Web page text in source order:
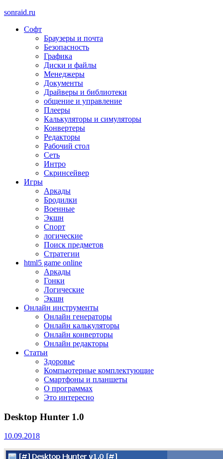
sonraid.ru
Скачивай программы, мини игры
Софт
Браузеры и почта
Безопасность
Графика
Диски и файлы
Менеджеры
Документы
Драйверы и библиотеки
общение и управление
Плееры
Калькуляторы и симуляторы
Конвертеры
Редакторы
Рабочий стол
Сеть
Интро
Скринсейвер
Игры
Аркады
Бродилки
Военные
Экшн
Спорт
логические
Поиск предметов
Стратегии
html5 game online
Аркады
Гонки
Логические
Экшн
Онлайн инструменты
Онлайн генераторы
Онлайн калькуляторы
Онлайн конверторы
Онлайн редакторы
Статьи
Здоровье
Компьютерные комплектующие
Смартфоны и планшеты
О программах
Это интересно
Desktop Hunter 1.0
10.09.2018